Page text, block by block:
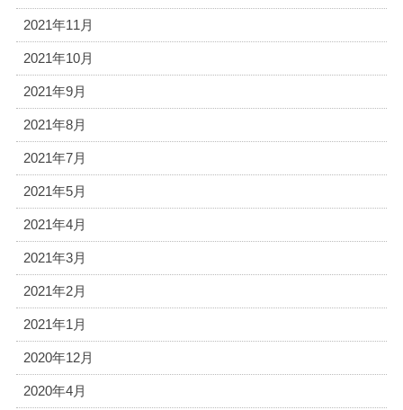
2021年11月
2021年10月
2021年9月
2021年8月
2021年7月
2021年5月
2021年4月
2021年3月
2021年2月
2021年1月
2020年12月
2020年4月